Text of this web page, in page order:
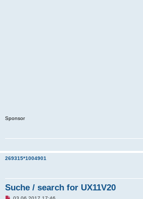
Sponsor
269315*1004901
Suche / search for UX11V20
U